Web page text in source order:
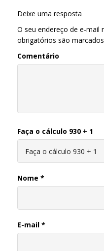
Deixe uma resposta
O seu endereço de e-mail
obrigatórios são
Comentário
Faça o cálculo 930 + 1
Nome *
E-mail *